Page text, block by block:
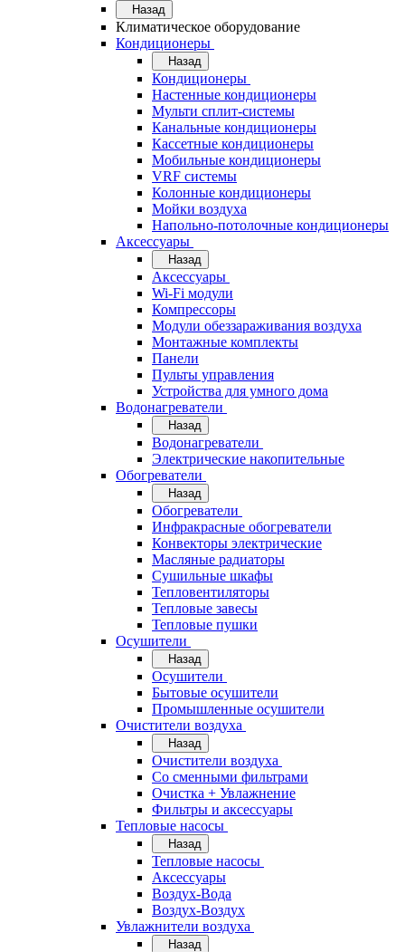
Назад
Климатическое оборудование
Кондиционеры
Назад
Кондиционеры
Настенные кондиционеры
Мульти сплит-системы
Канальные кондиционеры
Кассетные кондиционеры
Мобильные кондиционеры
VRF системы
Колонные кондиционеры
Мойки воздуха
Напольно-потолочные кондиционеры
Аксессуары
Назад
Аксессуары
Wi-Fi модули
Компрессоры
Модули обеззараживания воздуха
Монтажные комплекты
Панели
Пульты управления
Устройства для умного дома
Водонагреватели
Назад
Водонагреватели
Электрические накопительные
Обогреватели
Назад
Обогреватели
Инфракрасные обогреватели
Конвекторы электрические
Масляные радиаторы
Сушильные шкафы
Тепловентиляторы
Тепловые завесы
Тепловые пушки
Осушители
Назад
Осушители
Бытовые осушители
Промышленные осушители
Очистители воздуха
Назад
Очистители воздуха
Cо сменными фильтрами
Очистка + Увлажнение
Фильтры и аксессуары
Тепловые насосы
Назад
Тепловые насосы
Аксессуары
Воздух-Вода
Воздух-Воздух
Увлажнители воздуха
Назад